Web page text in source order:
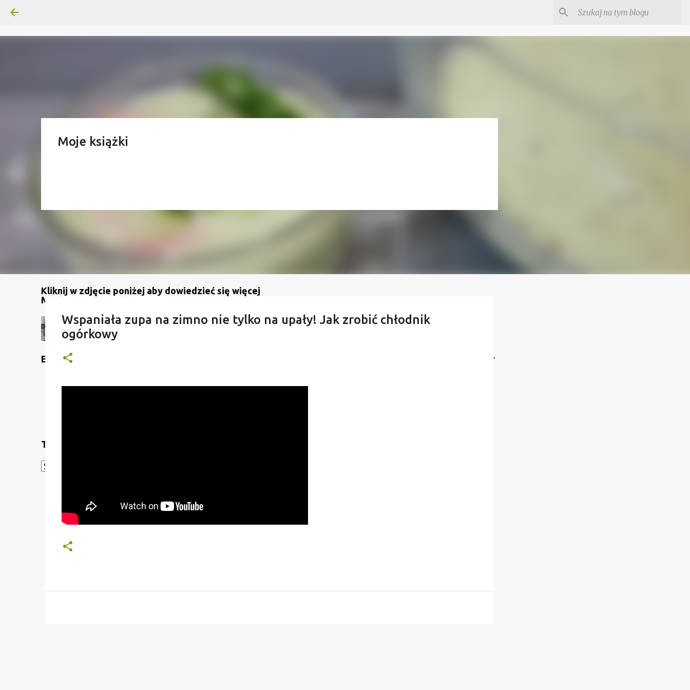
Kliknij w zdjęcie poniżej aby dowiedzieć się więcej
Moje książki
Mój kanał na YouTube
Etykiety
Translate
Wspaniała zupa na zimno nie tylko na upały! Jak zrobić chłodnik
ogórkowy